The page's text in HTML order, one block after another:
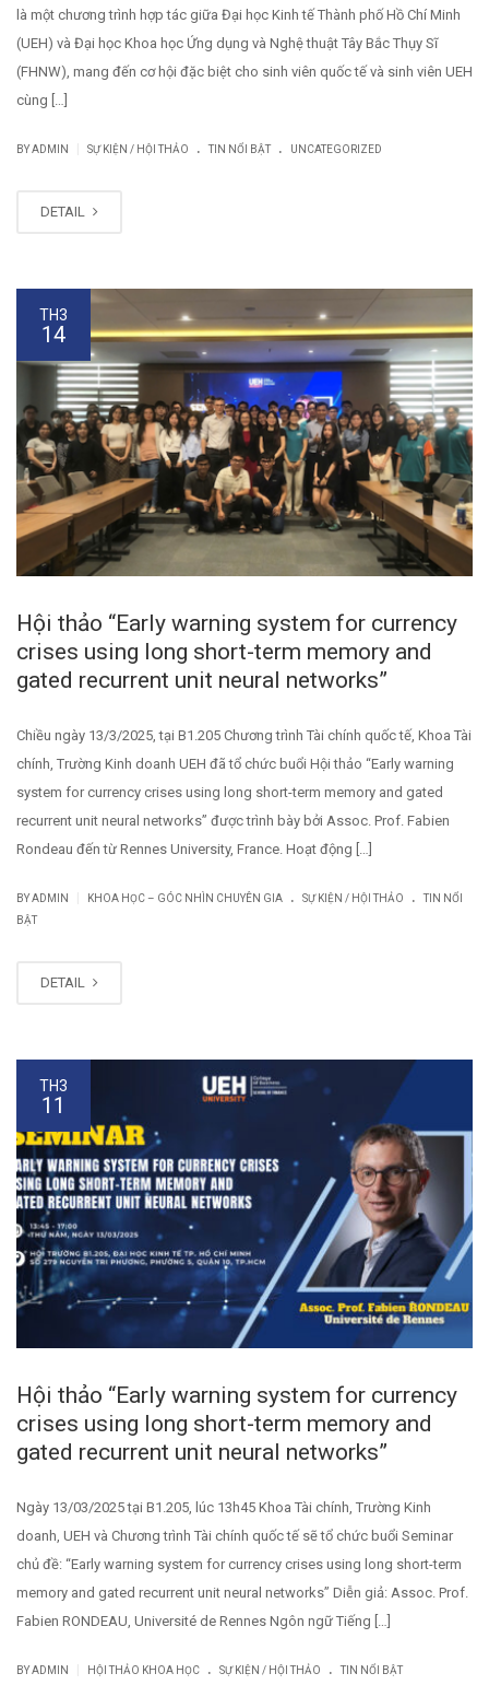
là một chương trình hợp tác giữa Đại học Kinh tế Thành phố Hồ Chí Minh
(UEH) và Đại học Khoa học Ứng dụng và Nghệ thuật Tây Bắc Thụy Sĩ
(FHNW), mang đến cơ hội đặc biệt cho sinh viên quốc tế và sinh viên UEH
cùng […]
BYADMIN SỰ KIỆN / HỘI THẢO . TIN NỔI BẬT . UNCATEGORIZED
DETAIL
TH3
14
Hội thảo “Early warning system for currency
crises using long short-term memory and
gated recurrent unit neural networks”
Chiều ngày 13/3/2025, tại B1.205 Chương trình Tài chính quốc tế, Khoa Tài
chính, Trường Kinh doanh UEH đã tổ chức buổi Hội thảo “Early warning
system for currency crises using long short-term memory and gated
recurrent unit neural networks” được trình bày bởi Assoc. Prof. Fabien
Rondeau đến từ Rennes University, France. Hoạt động […]
BYADMIN KHOA HỌC – GÓC NHÌN CHUYÊN GIA . SỰ KIỆN / HỘI THẢO .
TIN NỔI
BẬT
DETAIL
TH3
11
Hội thảo “Early warning system for currency
crises using long short-term memory and
gated recurrent unit neural networks”
Ngày 13/03/2025 tại B1.205, lúc 13h45 Khoa Tài chính, Trường Kinh
doanh, UEH và Chương trình Tài chính quốc tế sẽ tổ chức buổi Seminar
chủ đề: “Early warning system for currency crises using long short-term
memory and gated recurrent unit neural networks” Diễn giả: Assoc. Prof.
Fabien RONDEAU, Université de Rennes Ngôn ngữ Tiếng […]
BYADMIN HỘI THẢO KHOA HỌC . SỰ KIỆN / HỘI THẢO . TIN NỔI BẬT